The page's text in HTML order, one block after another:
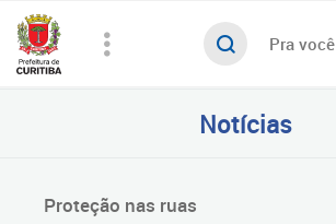
Pra você
Notícias
Proteção nas ruas